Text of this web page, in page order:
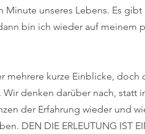
unseres Lebens. Es
bin ich wieder auf meinem
kurze Einblicke, doch
denken darüber nach, statt
der Erfahrung wieder und
DEN DIE ERLEUTUNG IST